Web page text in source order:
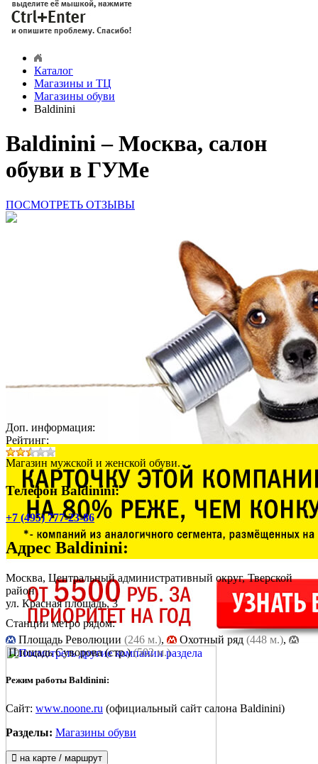
Каталог
Магазины и ТЦ
Магазины обуви
Baldinini
Baldinini – Москва, салон
обуви в ГУМе
ПОСМОТРЕТЬ ОТЗЫВЫ
Доп. информация:
Рейтинг:
Магазин мужской и женской обуви.
Телефон Baldinini:
+7 (495) 777-23-86
Адрес Baldinini:
Москва, Центральный административный округ, Тверской
район
ул. Красная площадь, 3
Станции метро рядом:
Площадь Революции (246 м.), Охотный ряд (448 м.),
Площадь Cуворова (стр.)(502 м.)
Режим работы Baldinini:
Сайт: www.noone.ru (официальный сайт салона Baldinini)
Разделы: Магазины обуви
на карте / маршрут